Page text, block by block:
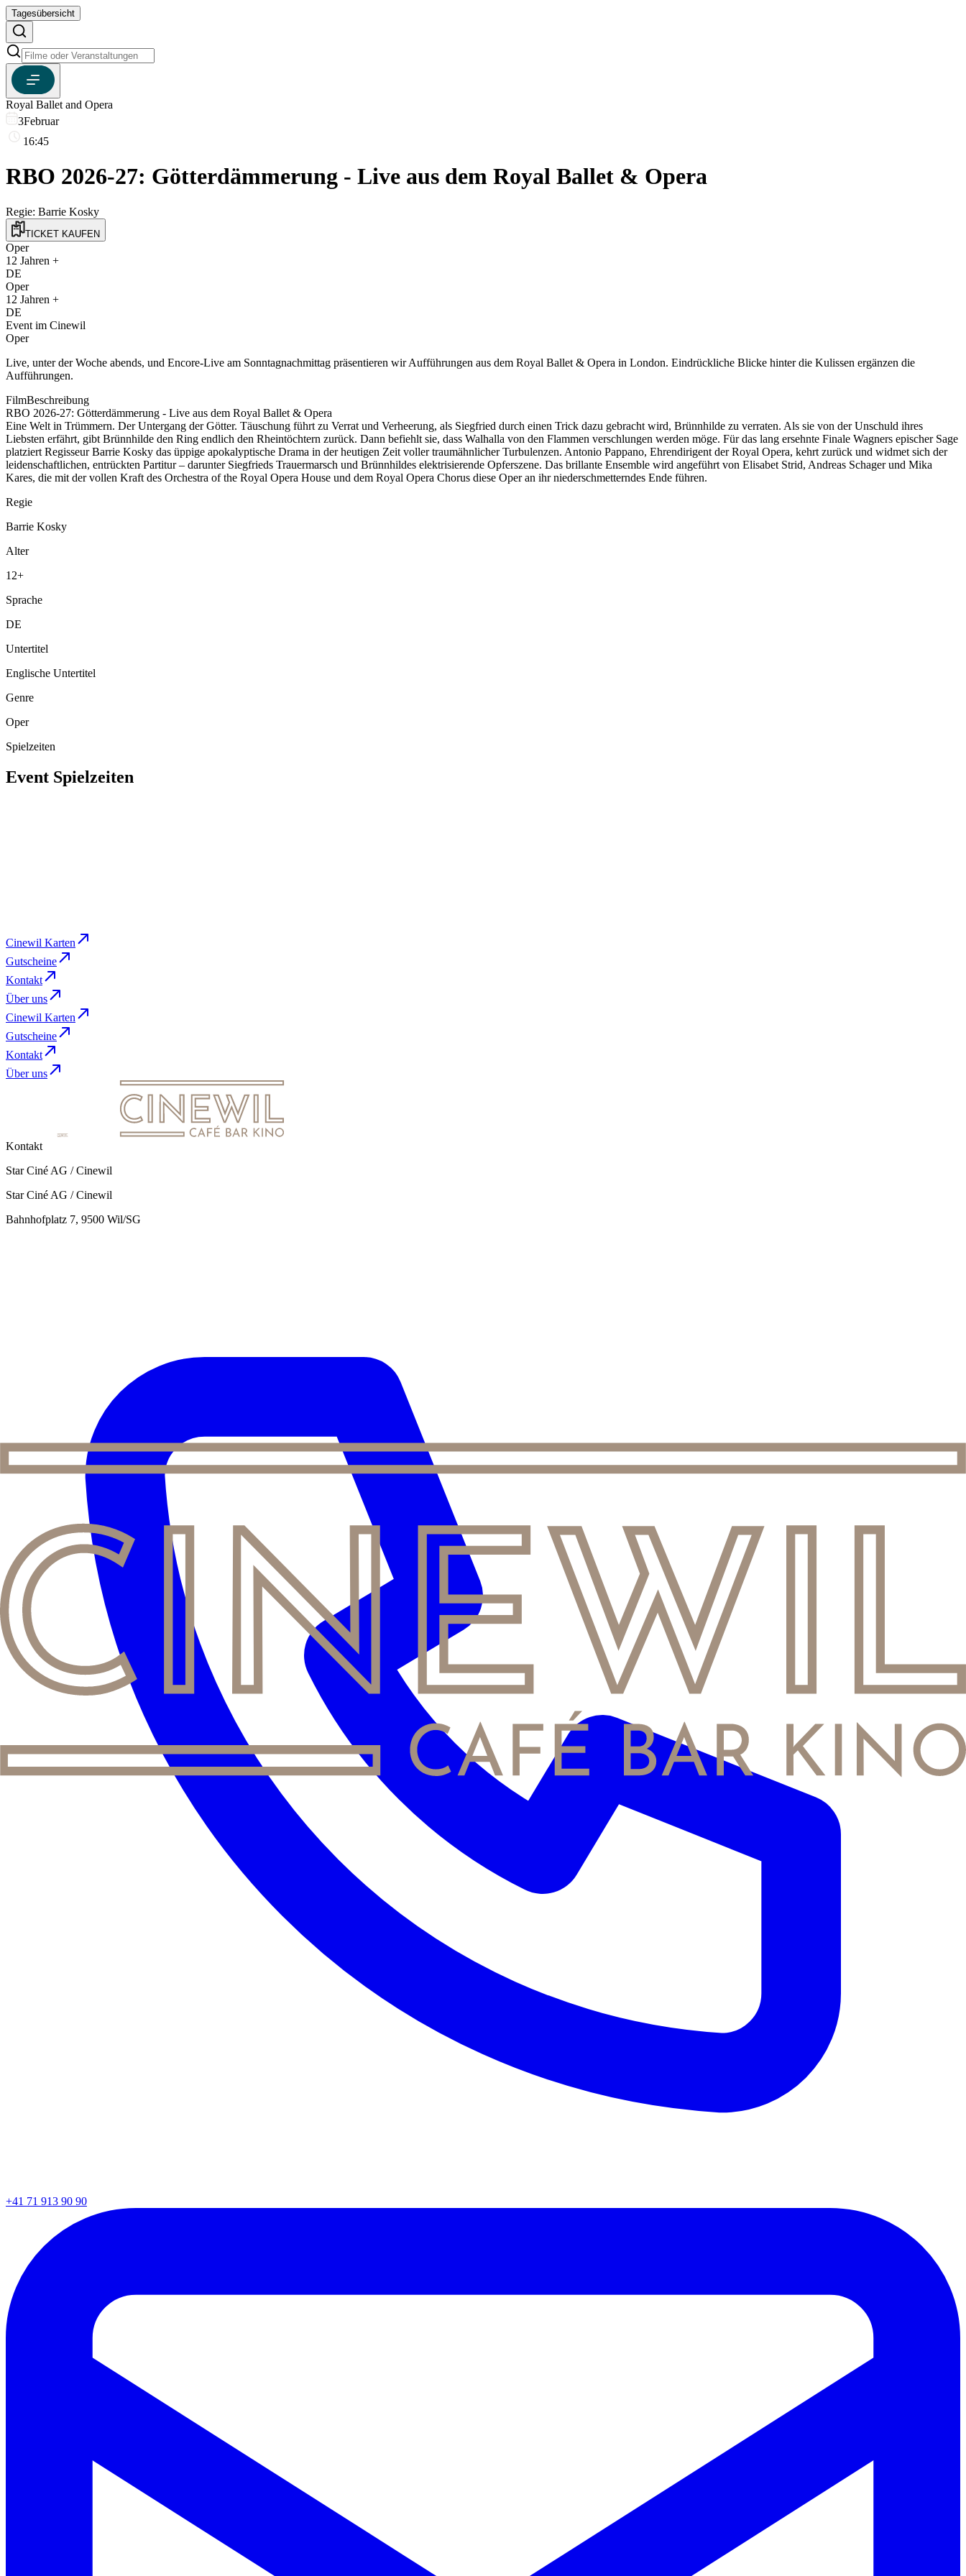
Tagesübersicht
Royal Ballet and Opera
3Februar
16:45
RBO 2026-27: Götterdämmerung - Live aus dem Royal Ballet & Opera
Regie: Barrie Kosky
TICKET KAUFEN
Oper
12 Jahren +
DE
Oper
12 Jahren +
DE
Event im Cinewil
Oper
Live, unter der Woche abends, und Encore-Live am Sonntagnachmittag präsentieren wir Aufführungen aus dem Royal Ballet & Opera in London. Eindrückliche Blicke hinter die Kulissen ergänzen die
Aufführungen.
FilmBeschreibung
RBO 2026-27: Götterdämmerung - Live aus dem Royal Ballet & Opera
Eine Welt in Trümmern. Der Untergang der Götter. Täuschung führt zu Verrat und Verheerung, als Siegfried durch einen Trick dazu gebracht wird, Brünnhilde zu verraten. Als sie von der Unschuld ihres
Liebsten erfährt, gibt Brünnhilde den Ring endlich den Rheintöchtern zurück. Dann befiehlt sie, dass Walhalla von den Flammen verschlungen werden möge. Für das lang ersehnte Finale Wagners epischer Sage
platziert Regisseur Barrie Kosky das üppige apokalyptische Drama in der heutigen Zeit voller traumähnlicher Turbulenzen. Antonio Pappano, Ehrendirigent der Royal Opera, kehrt zurück und widmet sich der
leidenschaftlichen, entrückten Partitur – darunter Siegfrieds Trauermarsch und Brünnhildes elektrisierende Opferszene. Das brillante Ensemble wird angeführt von Elisabet Strid, Andreas Schager und Mika
Kares, die mit der vollen Kraft des Orchestra of the Royal Opera House und dem Royal Opera Chorus diese Oper an ihr niederschmetterndes Ende führen.
Regie
Barrie Kosky
Alter
12+
Sprache
DE
Untertitel
Englische Untertitel
Genre
Oper
Spielzeiten
Event Spielzeiten
BUCHEN
Cinewil Karten
Gutscheine
Kontakt
Über uns
Cinewil Karten
Gutscheine
Kontakt
Über uns
Kontakt
Star Ciné AG / Cinewil
Star Ciné AG / Cinewil
Bahnhofplatz 7, 9500 Wil/SG
+41 71 913 90 90